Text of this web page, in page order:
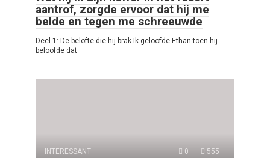
aantrof, zorgde ervoor dat hij me
belde en tegen me schreeuwde
Deel 1: De belofte die hij brak Ik geloofde Ethan toen hij
beloofde dat
INTERESSANT 0 555